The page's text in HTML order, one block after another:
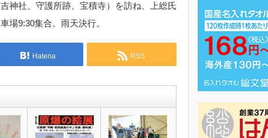
神社、守護所跡、宝積寺）を訪ね、上総氏
場9:30集合。雨天決行。
Hatena RSS